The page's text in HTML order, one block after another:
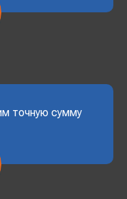
точную сумму